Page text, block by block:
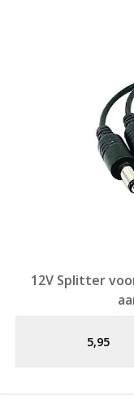
12V Splitter
5,95